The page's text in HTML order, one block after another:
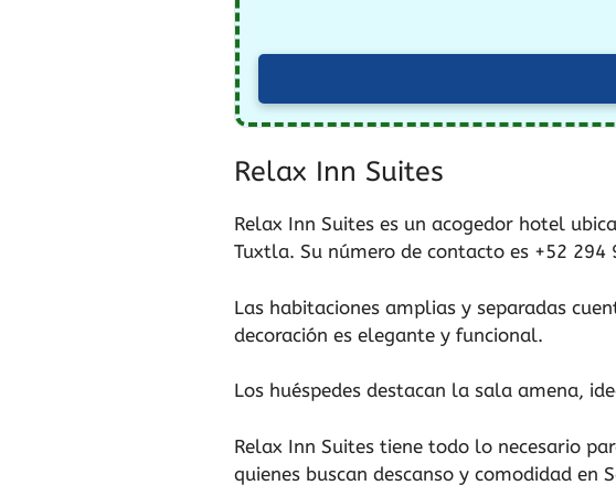
Relax Inn Suites
Relax Inn Suites es un acogedor hotel
Tuxtla. Su número de contacto es +52 294
Las habitaciones amplias y separadas
decoración es elegante y funcional.
Los huéspedes destacan la sala amena,
Relax Inn Suites tiene todo lo necesario
quienes buscan descanso y comodidad en